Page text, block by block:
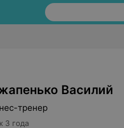
Василий
тренер
3 года